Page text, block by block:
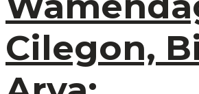
Cilegon,